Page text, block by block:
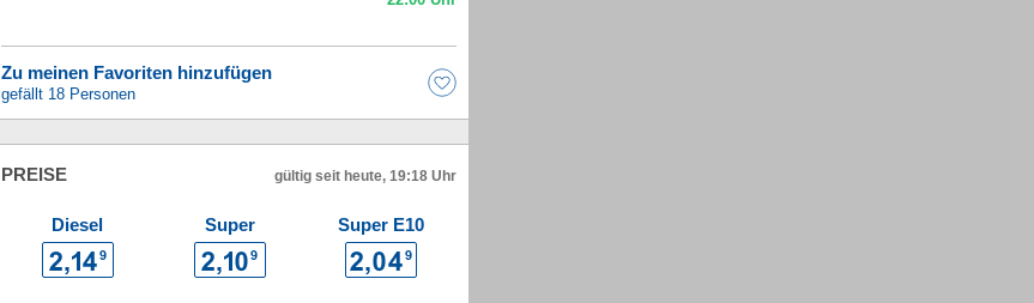
Zu meinen Favoriten hinzufügen
gefällt 18 Personen
PREISE gültig seit heute, 19:18 Uhr
Diesel Super Super E10